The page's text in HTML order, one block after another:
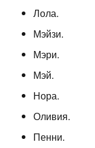
Лола.
Мэйзи.
Мэри.
Мэй.
Нора.
Оливия.
Пенни.